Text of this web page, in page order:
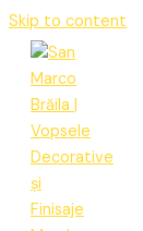
Skip to content